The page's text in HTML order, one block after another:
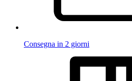
Consegna in 2 giorni